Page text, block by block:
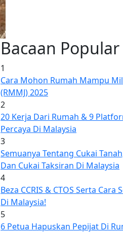
Bacaan Popular
1
Cara Mohon Rumah Mampu
(RMMJ) 2025
2
20 Kerja Dari Rumah & 9
Percaya Di Malaysia
3
Semuanya Tentang Cukai
Dan Cukai Taksiran Di Malaysia
4
Beza CCRIS & CTOS Serta Cara
Di Malaysia!
5
6 Petua Hapuskan Pepijat Di